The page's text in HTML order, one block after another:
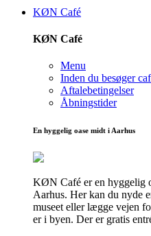
KØN Café
KØN Café
Menu
Inden du besøger
Aftalebetingelser
Åbningstider
En hyggelig oase midt i Aarhus
KØN Café er en hyggelig
Aarhus. Her kan du nyde
museet eller lægge vejen
er i byen. Der er gratis